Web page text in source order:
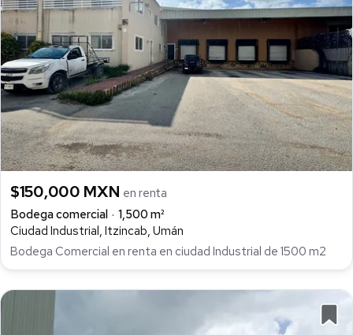
$150,000 MXN en renta
Bodega comercial
1,500 m²
Ciudad Industrial, Itzincab, Umán
Bodega Comercial en renta en ciudad Industrial de 1500 m2